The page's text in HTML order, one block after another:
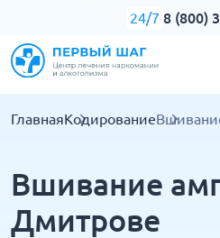
24/7 8 (800)
ГлавнаяКодирование
Вшивание
Дмитрове